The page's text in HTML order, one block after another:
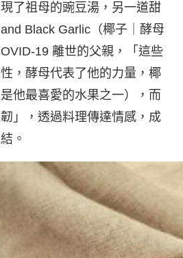
了祖母的豌豆湯，另一道甜
Black Garlic（椰子｜酵母
19 離世的父親，「這些
，酵母代表了他的力量，椰
他最喜愛的水果之一），而
」，透過料理傳達情感，成
。